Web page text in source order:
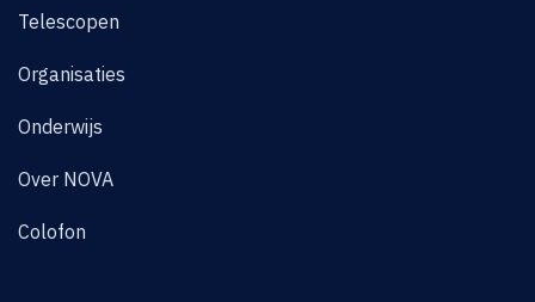
Telescopen
Organisaties
Onderwijs
Over NOVA
Colofon